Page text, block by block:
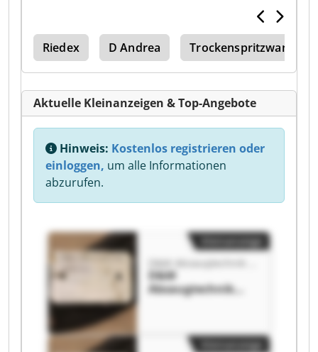
Riedex D Andrea Trockenspritzwand
Aktuelle Kleinanzeigen & Top-Angebote
Hinweis: Kostenlos registrieren oder
einloggen, um alle Informationen
abzurufen.
D&M
Absaugtechnik
GmbH D&M
Kleinanzeige